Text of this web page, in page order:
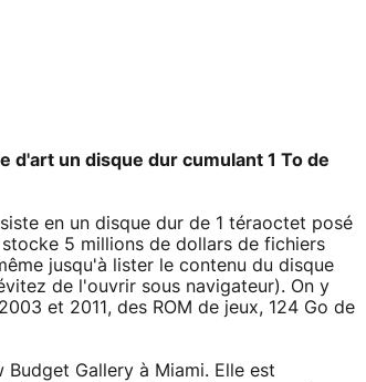
un disque dur cumulant 1 To de
en un disque dur de 1 téraoctet posé
5 millions de dollars de fichiers
jusqu'à lister le contenu du disque
de l'ouvrir sous navigateur). On y
et 2011, des ROM de jeux, 124 Go de
Gallery à Miami. Elle est